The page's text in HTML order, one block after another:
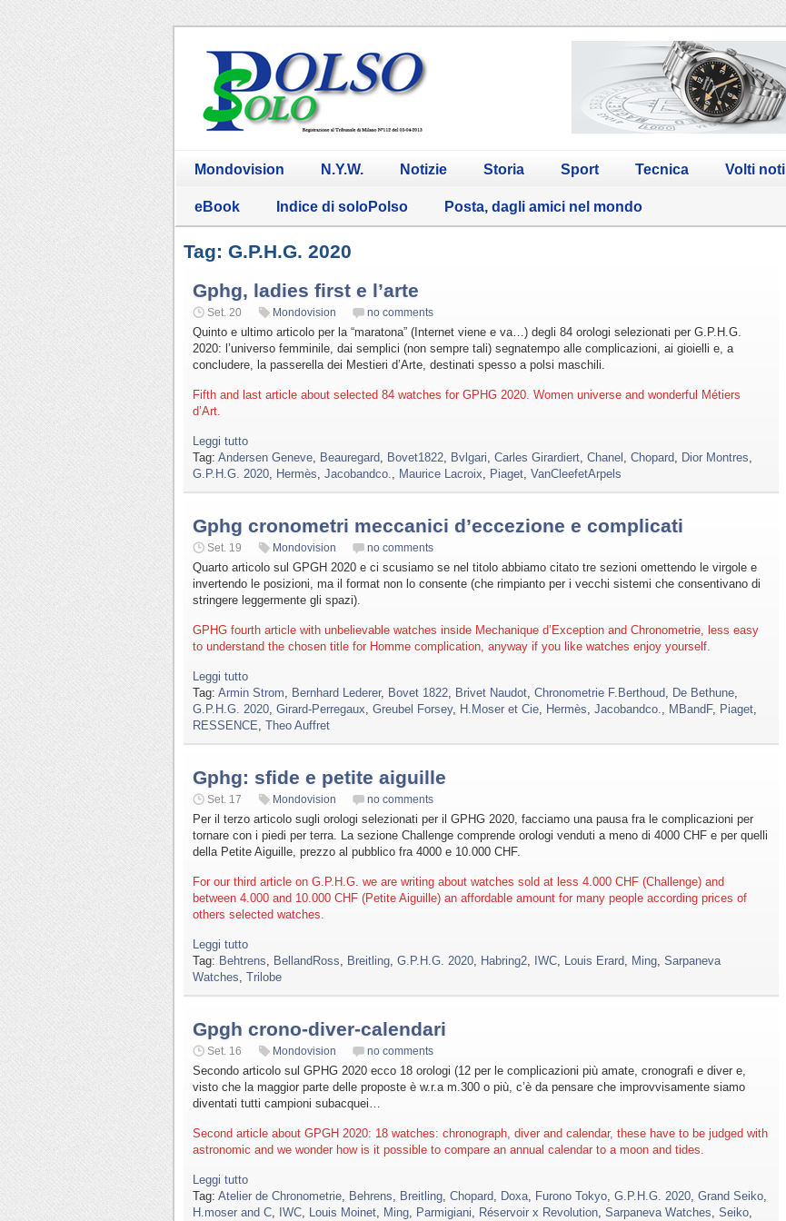
Mondovision N.Y.W. Notizie Storia Sport Tecnica Volti noti
eBook Indice di soloPolso Posta, dagli amici nel mondo
Tag: G.P.H.G. 2020
Gphg, ladies first e l’arte
Set. 20 Mondovision no comments
Quinto e ultimo articolo per la “maratona” (Internet viene e va…) degli 84 orologi selezionati per G.P.H.G.
2020: l’universo femminile, dai semplici (non sempre tali) segnatempo alle complicazioni, ai gioielli e, a
concludere, la passerella dei Mestieri d’Arte, destinati spesso a polsi maschili.
Fifth and last article about selected 84 watches for GPHG 2020. Women universe and wonderful Métiers
d’Art.
Leggi tutto
Tag: Andersen Geneve Beauregard Bovet1822 Bvlgari Carles Girardiert Chanel Chopard Dior Montres
G.P.H.G. 2020 Hermès Jacobandco. Maurice Lacroix Piaget VanCleefetArpels
Gphg cronometri meccanici d’eccezione e complicati
Set. 19 Mondovision no comments
Quarto articolo sul GPGH 2020 e ci scusiamo se nel titolo abbiamo citato tre sezioni omettendo le virgole e
invertendo le posizioni, ma il format non lo consente (che rimpianto per i vecchi sistemi che consentivano di
stringere leggermente gli spazi).
GPHG fourth article with unbelievable watches inside Mechanique d’Exception and Chronometrie, less easy
to understand the chosen title for Homme complication, anyway if you like watches enjoy yourself.
Leggi tutto
Tag: Armin Strom Bernhard Lederer, Bovet 1822 Brivet Naudot Chronometrie F.Berthoud De Bethune
G.P.H.G. 2020 Girard-Perregaux Greubel Forsey, H.Moser et Cie Hermès Jacobandco. MBandF, Piaget
RESSENCE Theo Auffret
Gphg: sfide e petite aiguille
Set. 17 Mondovision no comments
Per il terzo articolo sugli orologi selezionati per il GPHG 2020, facciamo una pausa fra le complicazioni per
tornare con i piedi per terra. La sezione Challenge comprende orologi venduti a meno di 4000 CHF e per quelli
della Petite Aiguille, prezzo al pubblico fra 4000 e 10.000 CHF.
For our third article on G.P.H.G. we are writing about watches sold at less 4.000 CHF (Challenge) and
between 4.000 and 10.000 CHF (Petite Aiguille) an affordable amount for many people according prices of
others selected watches.
Leggi tutto
Tag: Behtrens BellandRoss Breitling G.P.H.G. 2020 Habring2 IWC Louis Erard Ming Sarpaneva
Watches Trilobe
Gpgh crono-diver-calendari
Set. 16 Mondovision no comments
Secondo articolo sul GPHG 2020 ecco 18 orologi (12 per le complicazioni più amate, cronografi e diver e,
visto che la maggior parte delle proposte è w.r.a m.300 o più, c’è da pensare che improvvisamente siamo
diventati tutti campioni subacquei…
Second article about GPGH 2020: 18 watches: chronograph, diver and calendar, these have to be judged with
astronomic and we wonder how is it possible to compare an annual calendar to a moon and tides.
Leggi tutto
Tag: Atelier de Chronometrie Behrens Breitling Chopard Doxa Furono Tokyo G.P.H.G. 2020 Grand Seiko
H.moser and C IWC Louis Moinet Ming Parmigiani Réservoir x Revolution Sarpaneva Watches Seiko